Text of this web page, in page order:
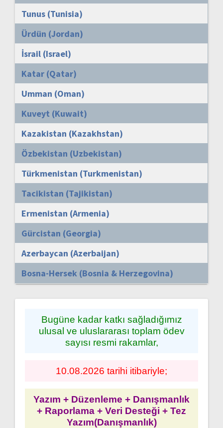
Tunus (Tunisia)
Ürdün (Jordan)
İsrail (Israel)
Katar (Qatar)
Umman (Oman)
Kuveyt (Kuwait)
Kazakistan (Kazakhstan)
Özbekistan (Uzbekistan)
Türkmenistan (Turkmenistan)
Tacikistan (Tajikistan)
Ermenistan (Armenia)
Gürcistan (Georgia)
Azerbaycan (Azerbaijan)
Bosna-Hersek (Bosnia & Herzegovina)
Bugüne kadar katkı sağladığımız
ulusal ve uluslararası toplam ödev
sayısı resmi rakamlar,
10.08.2026 tarihi itibariyle;
Yazım + Düzenleme + Danışmanlık
+ Raporlama + Veri Desteği + Tez
Yazım(Danışmanlık)